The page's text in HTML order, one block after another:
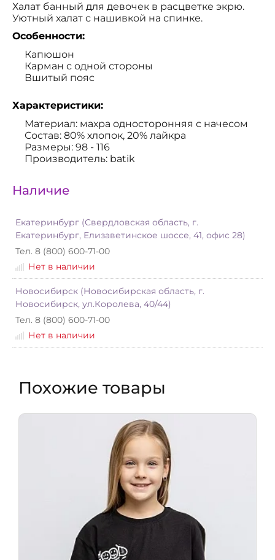
Халат банный для девочек в расцветке экрю.
Уютный халат с нашивкой на спинке.
Особенности:
Капюшон
Карман с одной стороны
Вшитый пояс
Характеристики:
Материал: махра односторонняя с начесом
Состав: 80% хлопок, 20% лайкра
Размеры: 98 - 116
Производитель: batik
Наличие
Екатеринбург (Свердловская область, г.
Екатеринбург, Елизаветинское шоссе, 41, офис 28)
Тел. 8 (800) 600-71-00
Нет в наличии
Новосибирск (Новосибирская область, г.
Новосибирск, ул.Королева, 40/44)
Тел. 8 (800) 600-71-00
Нет в наличии
Похожие товары